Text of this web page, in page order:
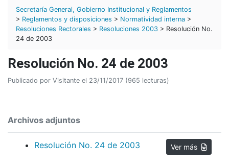
Secretaría General, Gobierno Institucional y Reglamentos
> Reglamentos y disposiciones > Normatividad interna >
Resoluciones Rectorales > Resoluciones 2003 > Resolución No.
24 de 2003
Resolución No. 24 de 2003
Publicado por Visitante el 23/11/2017 (965 lecturas)
Archivos adjuntos
Resolución No. 24 de 2003